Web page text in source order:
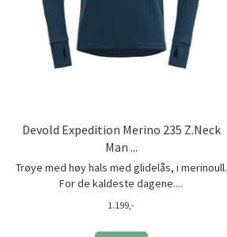
Devold Expedition Merino 235 Z.Neck
Man ...
Trøye med høy hals med glidelås, i merinoull.
For de kaldeste dagene....
1.199,-